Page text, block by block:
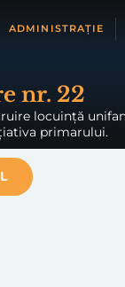
ADMINISTRAȚIE
nr. 22
locuință
primarului.